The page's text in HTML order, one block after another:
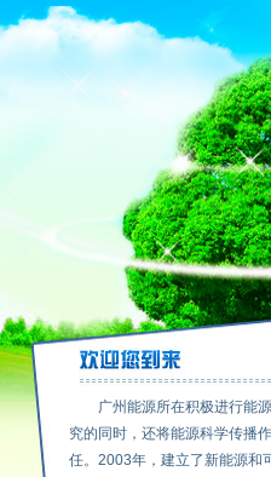
广州能源所在积极进行能
究的同时，还将能源科学传播
任。2003年，建立了新能源和